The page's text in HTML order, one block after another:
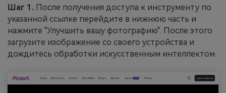
Шаг 1. После получения доступа к инструменту по
указанной ссылке перейдите в нижнюю часть и
нажмите "Улучшить вашу фотографию". После этого
загрузите изображение со своего устройства и
дождитесь обработки искусственным интеллектом.